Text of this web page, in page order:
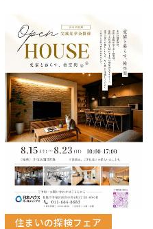
住まいの探検フェア